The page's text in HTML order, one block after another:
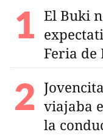
El Buki
Feria de
viajaba
la